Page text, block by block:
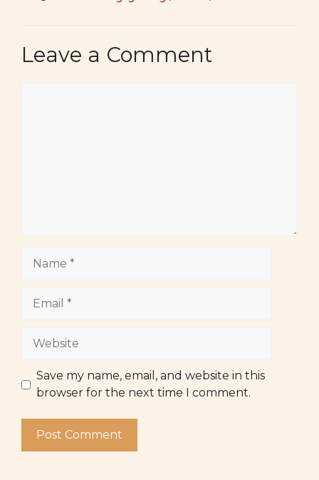
Leave a Comment
Website
Save my name, email, and website in this
browser for the next time I comment.